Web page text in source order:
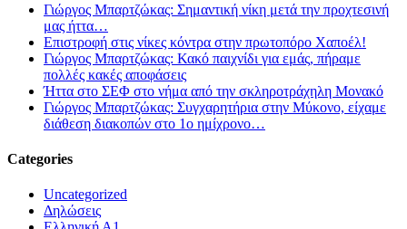
Γιώργος Μπαρτζώκας: Σημαντική νίκη μετά την προχτεσινή
μας ήττα…
Επιστροφή στις νίκες κόντρα στην πρωτοπόρο Χαποέλ!
Γιώργος Μπαρτζώκας: Κακό παιχνίδι για εμάς, πήραμε
πολλές κακές αποφάσεις
Ήττα στο ΣΕΦ στο νήμα από την σκληροτράχηλη Μονακό
Γιώργος Μπαρτζώκας: Συγχαρητήρια στην Μύκονο, είχαμε
διάθεση διακοπών στο 1ο ημίχρονο…
Categories
Uncategorized
Δηλώσεις